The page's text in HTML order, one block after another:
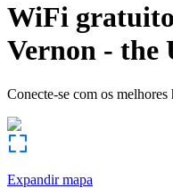
WiFi
Vernon - the
Conecte-se com os
Expandir mapa